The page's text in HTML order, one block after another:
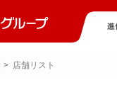
> 店舗リスト